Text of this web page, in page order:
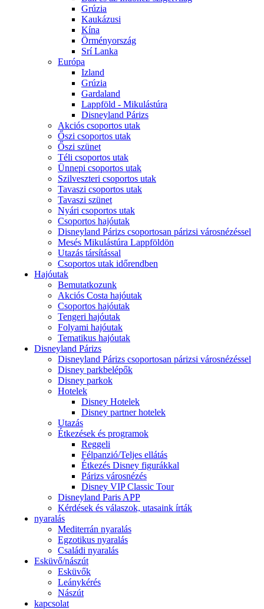
Grúzia
Kaukázusi
Kína
Örményország
Srí Lanka
Európa
Izland
Grúzia
Gardaland
Lappföld - Mikulástúra
Disneyland Párizs
Akciós csoportos utak
Őszi csoportos utak
Őszi szünet
Téli csoportos utak
Ünnepi csoportos utak
Szilveszteri csoportos utak
Tavaszi csoportos utak
Tavaszi szünet
Nyári csoportos utak
Csoportos hajóutak
Disneyland Párizs csoportosan párizsi városnézéssel
Mesés Mikulástúra Lappföldön
Utazás társítással
Csoportos utak időrendben
Hajóutak
Bemutatkozunk
Akciós Costa hajóutak
Csoportos hajóutak
Tengeri hajóutak
Folyami hajóutak
Tematikus hajóutak
Disneyland Párizs
Disneyland Párizs csoportosan párizsi városnézéssel
Disney parkbelépők
Disney parkok
Hotelek
Disney Hotelek
Disney partner hotelek
Utazás
Étkezések és programok
Reggeli
Félpanzió/Teljes ellátás
Étkezés Disney figurákkal
Párizs városnézés
Disney VIP Classic Tour
Disneyland Paris APP
Kérdések és válaszok, utasaink írták
nyaralás
Mediterrán nyaralás
Egzotikus nyaralás
Családi nyaralás
Esküvő/nászút
Esküvők
Leánykérés
Nászút
kapcsolat